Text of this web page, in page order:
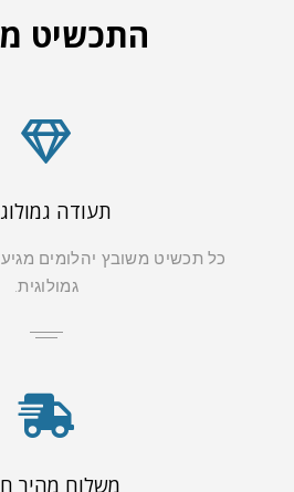
התכשיט
תעודה
כל תכשיט משובץ יהלומים
גמולוגית.
משלוח מהיר